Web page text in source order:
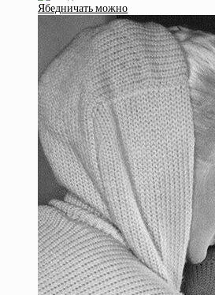
Ябедничать можно